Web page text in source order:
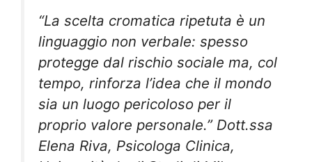
“La scelta cromatica ripetuta è un
linguaggio non verbale: spesso
protegge dal rischio sociale ma, col
tempo, rinforza l’idea che il mondo
sia un luogo pericoloso per il
proprio valore personale.” Dott.ssa
Elena Riva, Psicologa Clinica,